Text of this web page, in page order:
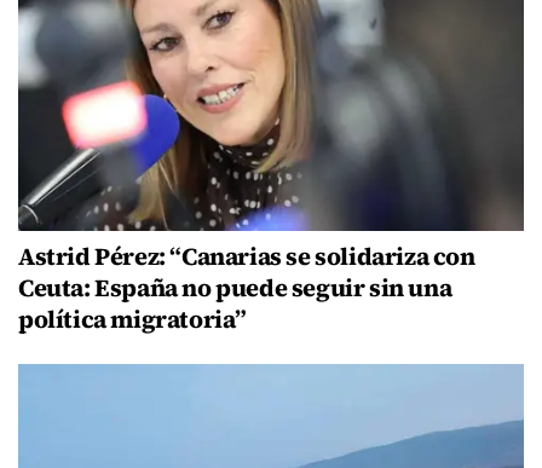
Astrid Pérez: “Canarias se solidariza con
Ceuta: España no puede seguir sin una
política migratoria”